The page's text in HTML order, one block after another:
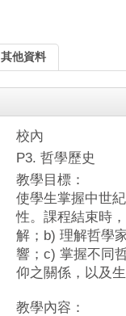
其他資料
校內
P3. 哲學歷史
教學目標：
使學生掌握中世
性。課程結束時
解；b) 理解哲學
響；c) 掌握不同
仰之關係，以及
教學內容：